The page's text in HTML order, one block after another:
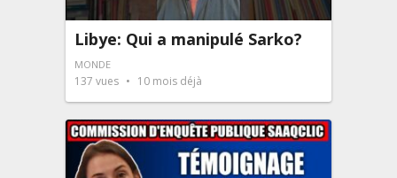
Libye: Qui a manipulé Sarko?
MONDE
137 vues 10 mois déjà